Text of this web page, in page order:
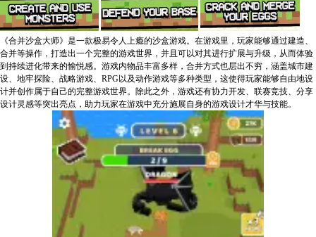
《合并沙盒大师》是一款极易令人上瘾的沙盒游戏。在游戏里，玩家能够通过建造、
合并等操作，打造出一个完整的游戏世界，并且可以对其进行扩展与升级，从而体验
到持续进化带来的愉悦感。游戏内物品丰富多样，合并方式也层出不穷，涵盖城市建
设、地牢探险、战略游戏、RPG以及动作游戏等多种类型，这使得玩家能够自由地设
计并创作属于自己的完整游戏世界。除此之外，游戏还有协力开发、联赛竞技、分享
设计灵感等突出亮点，助力玩家在游戏中充分施展自身的游戏设计才华与技能。